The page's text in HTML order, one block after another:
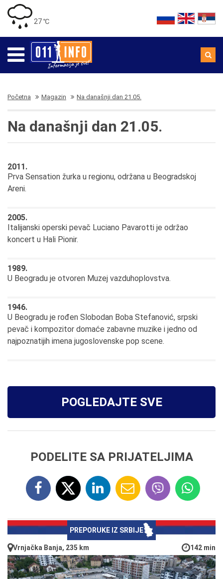
27 ℃
Početna Magazin Na današnji dan 21.05.
Na današnji dan 21.05.
2011.
Prva Sensation žurka u regionu, održana u Beogradskoj
Areni.
2005.
Italijanski operski pevač Luciano Pavarotti je održao
koncert u Hali Pionir.
1989.
U Beogradu je otvoren Muzej vazduhoplovstva.
1946.
U Beogradu je rođen Slobodan Boba Stefanović, srpski
pevač i kompozitor domaće zabavne muzike i jedno od
najpoznatijih imena jugoslovenske pop scene.
POGLEDAJTE SVE
PODELITE SA PRIJATELJIMA
PREPORUKE IZ SRBIJE
Vrnjačka Banja, 235 km 142 min